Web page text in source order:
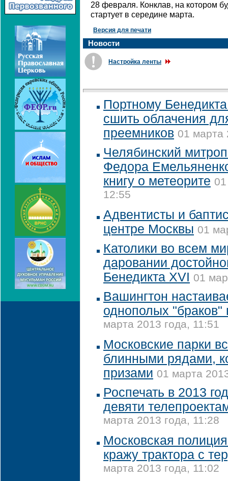
28 февраля. Конклав, на котором
стартует в середине марта.
Версия для печати
Новости
Настройка ленты
Портному
сшить облачения
преемников 01 марта
Челябинский
Федора
книгу о метеорите
12:55
Адвентисты и
центре Москвы 01
Католики во всем
даровании
Бенедикта XVI 01
Вашингтон
однополых
марта 2013 года, 11:51
Московские парки
блинными рядами,
призами 01 марта
Роспечать в 2013
девяти
марта 2013 года, 11:28
Московская
кражу трактора с
марта 2013 года, 11:02